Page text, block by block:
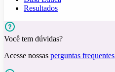
Resultados
Você tem dúvidas?
Acesse nossas perguntas frequentes